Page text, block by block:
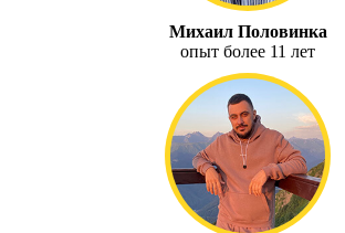
Михаил Половинка
опыт более 11 лет